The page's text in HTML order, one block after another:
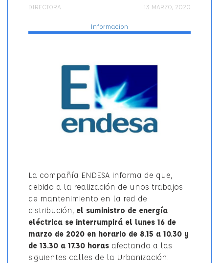
AUTOR
DIRECTORA
PUBLICADO
13 MARZO, 2020
Informacion
La compañía ENDESA informa de que,
debido a la realización de unos trabajos
de mantenimiento en la red de
distribución, el suministro de energía
eléctrica se interrumpirá el lunes 16 de
marzo de 2020 en horario de 8.15 a 10.30 y
de 13.30 a 17.30 horasafectando a las
siguientes calles de la Urbanización: